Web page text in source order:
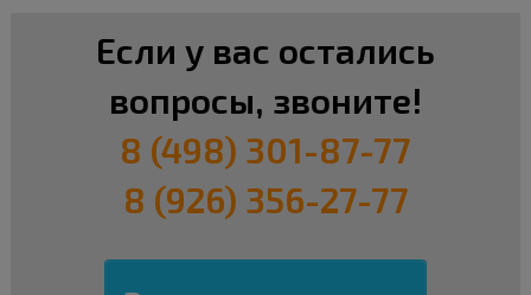
Если у вас остались
вопросы, звоните!
8 (498) 301-87-77
8 (926) 356-27-77